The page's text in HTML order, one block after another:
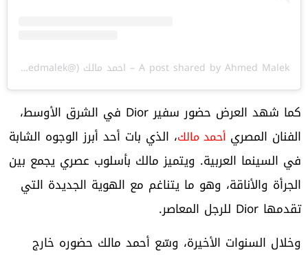
A post shared by Ahmed Malek – احمد مالك (@ahmedmalek)
كما شهد العرض حضور سفير Dior في الشرق الأوسط،
الفنان المصري أحمد مالك، الذي بات أحد أبرز الوجوه الشابة
في السينما العربية. ويتميز مالك بأسلوب عصري يجمع بين
الجرأة والأناقة، وهو ما يتناغم مع الهوية الجديدة التي
تقدمها Dior للرجل المعاصر.
وخلال السنوات الأخيرة، وسّع أحمد مالك حضوره خارج